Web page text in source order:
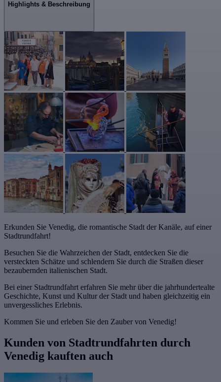
Highlights & Beschreibung
Erkunden Sie Venedig, die romantische Stadt der Kanäle, auf einer
Stadtrundfahrt!
Besuchen Sie die Wahrzeichen der Stadt, entdecken Sie die
versteckten Schätze und schlendern Sie durch die Straßen dieser
bezaubernden italienischen Stadt.
Bei einer Stadtrundfahrt erfahren Sie mehr über die jahrhundertealte
Geschichte, Kunst und Kultur der Stadt und haben gleichzeitig ein
unvergessliches Erlebnis.
Kommen Sie und erleben Sie den Zauber von Venedig!
Kunden von Stadtrundfahrten durch
Venedig kauften auch